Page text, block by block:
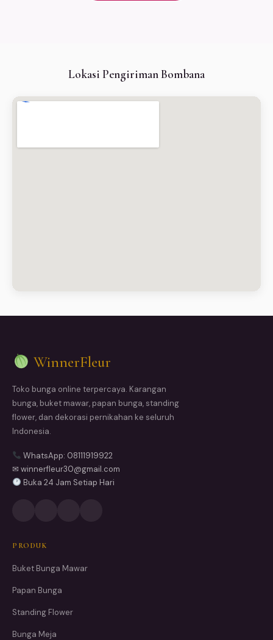
Lokasi Pengiriman Bombana
WinnerFleur
Toko bunga online terpercaya. Karangan
bunga, buket mawar, papan bunga, standing
flower, dan dekorasi pernikahan ke seluruh
Indonesia.
WhatsApp: 08111919922
✉ winnerfleur30@gmail.com
Buka 24 Jam Setiap Hari
PRODUK
Buket Bunga Mawar
Papan Bunga
Standing Flower
Bunga Meja